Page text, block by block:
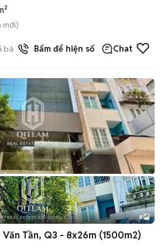
mới)
Bấm để hiện số Chat
+2
8
Tần, Q3 - 8x26m (1500m2)